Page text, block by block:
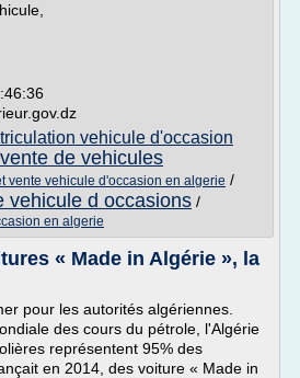
vehicule d'occasion
de vehicules
vente vehicule d'occasion en algerie /
vehicule d occasions /
en algerie
« Made in Algérie », la
pour les autorités algériennes.
des cours du pétrole, l'Algérie
représentent 95% des
en 2014, des voiture « Made in